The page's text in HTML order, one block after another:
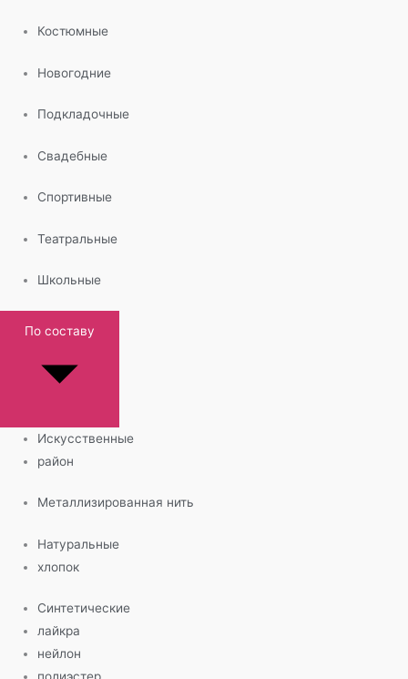
Костюмные
Новогодние
Подкладочные
Свадебные
Спортивные
Театральные
Школьные
По составу
Искусственные
район
Металлизированная нить
Натуральные
хлопок
Синтетические
лайкра
нейлон